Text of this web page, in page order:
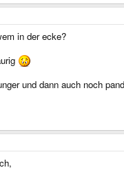
in der ecke?
und dann auch noch